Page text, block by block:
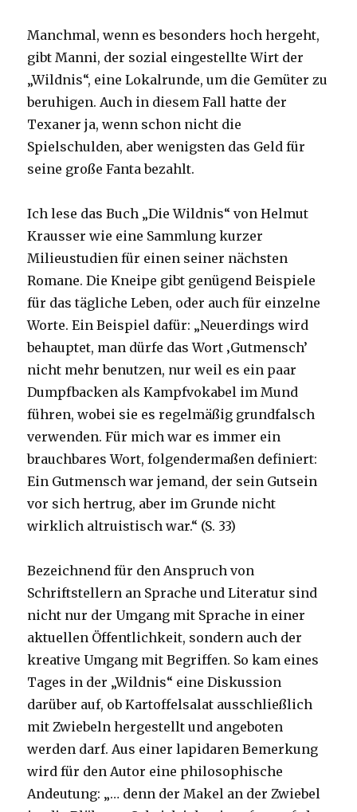
Manchmal, wenn es besonders hoch hergeht,
gibt Manni, der sozial eingestellte Wirt der
„Wildnis“, eine Lokalrunde, um die Gemüter zu
beruhigen. Auch in diesem Fall hatte der
Texaner ja, wenn schon nicht die
Spielschulden, aber wenigsten das Geld für
seine große Fanta bezahlt.
Ich lese das Buch „Die Wildnis“ von Helmut
Krausser wie eine Sammlung kurzer
Milieustudien für einen seiner nächsten
Romane. Die Kneipe gibt genügend Beispiele
für das tägliche Leben, oder auch für einzelne
Worte. Ein Beispiel dafür: „Neuerdings wird
behauptet, man dürfe das Wort ‚Gutmensch’
nicht mehr benutzen, nur weil es ein paar
Dumpfbacken als Kampfvokabel im Mund
führen, wobei sie es regelmäßig grundfalsch
verwenden. Für mich war es immer ein
brauchbares Wort, folgendermaßen definiert:
Ein Gutmensch war jemand, der sein Gutsein
vor sich hertrug, aber im Grunde nicht
wirklich altruistisch war.“ (S. 33)
Bezeichnend für den Anspruch von
Schriftstellern an Sprache und Literatur sind
nicht nur der Umgang mit Sprache in einer
aktuellen Öffentlichkeit, sondern auch der
kreative Umgang mit Begriffen. So kam eines
Tages in der „Wildnis“ eine Diskussion
darüber auf, ob Kartoffelsalat ausschließlich
mit Zwiebeln hergestellt und angeboten
werden darf. Aus einer lapidaren Bemerkung
wird für den Autor eine philosophische
Andeutung: „… denn der Makel an der Zwiebel